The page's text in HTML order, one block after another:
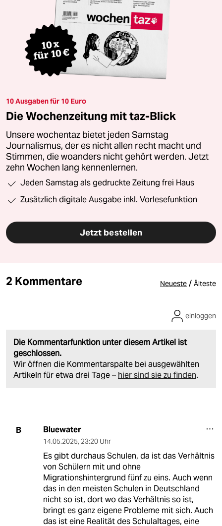
10 Ausgaben für 10 Euro
Die Wochenzeitung mit taz-Blick
Unsere wochentaz bietet jeden Samstag
Journalismus, der es nicht allen recht macht und
Stimmen, die woanders nicht gehört werden. Jetzt
zehn Wochen lang kennenlernen.
Jeden Samstag als gedruckte Zeitung frei Haus
Zusätzlich digitale Ausgabe inkl. Vorlesefunktion
Jetzt bestellen
2 Kommentare Neueste / Älteste
Die Kommentarfunktion unter diesem Artikel ist
geschlossen.
Wir öffnen die Kommentarspalte bei ausgewählten
Artikeln für etwa drei Tage – hier sind sie zu finden.
einloggen
B Bluewater
14.05.2025, 23:20 Uhr
Es gibt durchaus Schulen, da ist das Verhältnis
von Schülern mit und ohne
Migrationshintergrund fünf zu eins. Auch wenn
das in den meisten Schulen in Deutschland
nicht so ist, dort wo das Verhältnis so ist,
bringt es ganz eigene Probleme mit sich. Auch
das ist eine Realität des Schulaltages, eine